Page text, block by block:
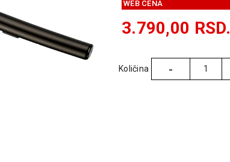
WEB CENA
3.790,00 RSD.
Količina -